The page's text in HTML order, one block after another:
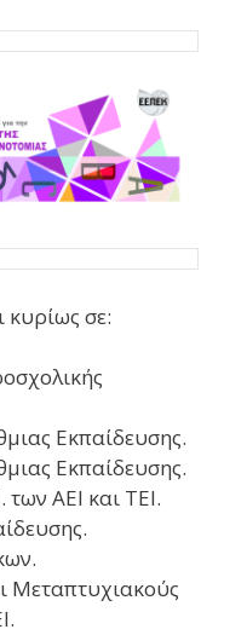
κυρίως σε:
Εκπαίδευσης.
Εκπαίδευσης.
ΑΕΙ και ΤΕΙ.
Μεταπτυχιακούς